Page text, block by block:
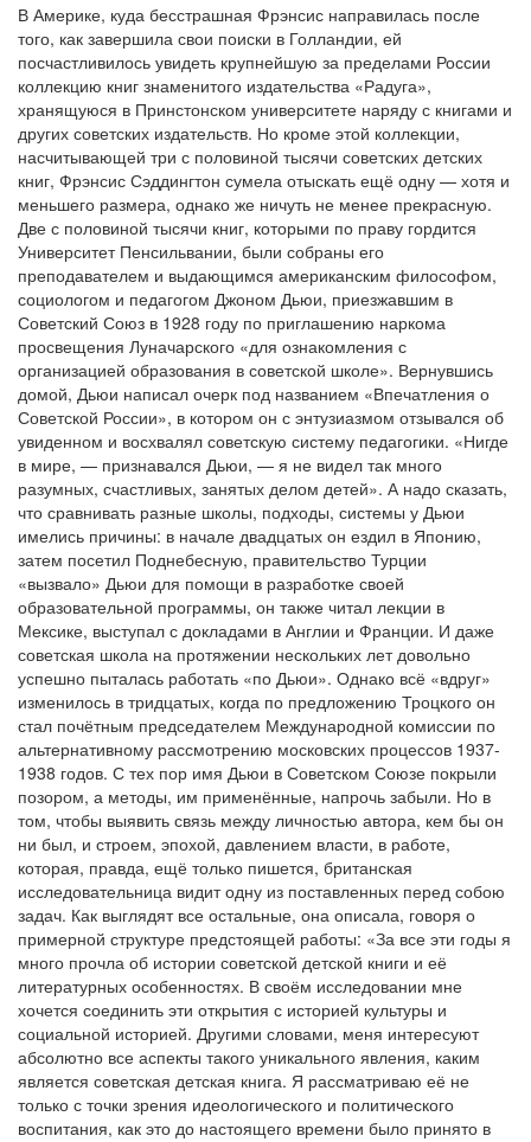
В Америке, куда бесстрашная Фрэнсис направилась после
того, как завершила свои поиски в Голландии, ей
посчастливилось увидеть крупнейшую за пределами России
коллекцию книг знаменитого издательства «Радуга»,
хранящуюся в Принстонском университете наряду с книгами и
других советских издательств. Но кроме этой коллекции,
насчитывающей три с половиной тысячи советских детских
книг, Фрэнсис Сэддингтон сумела отыскать ещё одну — хотя и
меньшего размера, однако же ничуть не менее прекрасную.
Две с половиной тысячи книг, которыми по праву гордится
Университет Пенсильвании, были собраны его
преподавателем и выдающимся американским философом,
социологом и педагогом Джоном Дьюи, приезжавшим в
Советский Союз в 1928 году по приглашению наркома
просвещения Луначарского «для ознакомления с
организацией образования в советской школе». Вернувшись
домой, Дьюи написал очерк под названием «Впечатления о
Советской России», в котором он с энтузиазмом отзывался об
увиденном и восхвалял советскую систему педагогики. «Нигде
в мире, — признавался Дьюи, — я не видел так много
разумных, счастливых, занятых делом детей». А надо сказать,
что сравнивать разные школы, подходы, системы у Дьюи
имелись причины: в начале двадцатых он ездил в Японию,
затем посетил Поднебесную, правительство Турции
«вызвало» Дьюи для помощи в разработке своей
образовательной программы, он также читал лекции в
Мексике, выступал с докладами в Англии и Франции. И даже
советская школа на протяжении нескольких лет довольно
успешно пыталась работать «по Дьюи». Однако всё «вдруг»
изменилось в тридцатых, когда по предложению Троцкого он
стал почётным председателем Международной комиссии по
альтернативному рассмотрению московских процессов 1937-
1938 годов. С тех пор имя Дьюи в Советском Союзе покрыли
позором, а методы, им применённые, напрочь забыли. Но в
том, чтобы выявить связь между личностью автора, кем бы он
ни был, и строем, эпохой, давлением власти, в работе,
которая, правда, ещё только пишется, британская
исследовательница видит одну из поставленных перед собою
задач. Как выглядят все остальные, она описала, говоря о
примерной структуре предстоящей работы: «За все эти годы я
много прочла об истории советской детской книги и её
литературных особенностях. В своём исследовании мне
хочется соединить эти открытия с историей культуры и
социальной историей. Другими словами, меня интересуют
абсолютно все аспекты такого уникального явления, каким
является советская детская книга. Я рассматриваю её не
только с точки зрения идеологического и политического
воспитания, как это до настоящего времени было принято в